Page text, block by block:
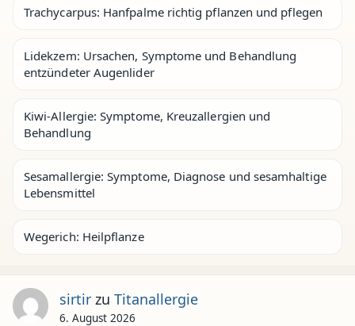
Trachycarpus: Hanfpalme richtig pflanzen und pflegen
Lidekzem: Ursachen, Symptome und Behandlung
entzündeter Augenlider
Kiwi-Allergie: Symptome, Kreuzallergien und
Behandlung
Sesamallergie: Symptome, Diagnose und sesamhaltige
Lebensmittel
Wegerich: Heilpflanze
sirtirzu Titanallergie
6. August 2026